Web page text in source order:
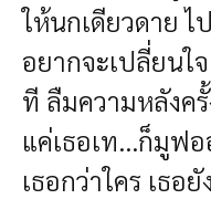
ให้นกเดียวดายไ
อยากจะเปลี่ยนใจ
ที ลืมความหลังครั้
แค่เธอเท...ก็มูฟอ
เธอกว่าใคร เธอ